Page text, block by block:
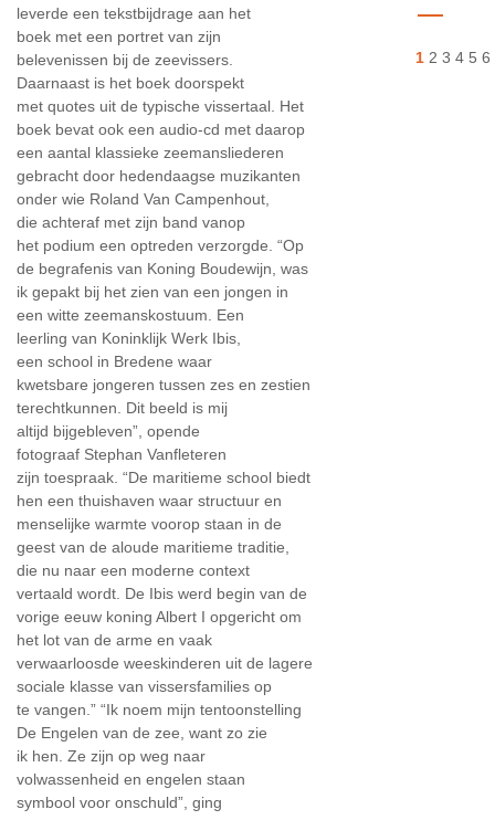
leverde een tekstbijdrage aan het
boek met een portret van zijn
belevenissen bij de zeevissers.
Daarnaast is het boek doorspekt
met quotes uit de typische vissertaal. Het
boek bevat ook een audio-cd met daarop
een aantal klassieke zeemansliederen
gebracht door hedendaagse muzikanten
onder wie Roland Van Campenhout,
die achteraf met zijn band vanop
het podium een optreden verzorgde. “Op
de begrafenis van Koning Boudewijn, was
ik gepakt bij het zien van een jongen in
een witte zeemanskostuum. Een
leerling van Koninklijk Werk Ibis,
een school in Bredene waar
kwetsbare jongeren tussen zes en zestien
terechtkunnen. Dit beeld is mij
altijd bijgebleven”, opende
fotograaf Stephan Vanfleteren
zijn toespraak. “De maritieme school biedt
hen een thuishaven waar structuur en
menselijke warmte voorop staan in de
geest van de aloude maritieme traditie,
die nu naar een moderne context
vertaald wordt. De Ibis werd begin van de
vorige eeuw koning Albert I opgericht om
het lot van de arme en vaak
verwaarloosde weeskinderen uit de lagere
sociale klasse van vissersfamilies op
te vangen.” “Ik noem mijn tentoonstelling
De Engelen van de zee, want zo zie
ik hen. Ze zijn op weg naar
volwassenheid en engelen staan
symbool voor onschuld”, ging
1 2 3 4 5 6